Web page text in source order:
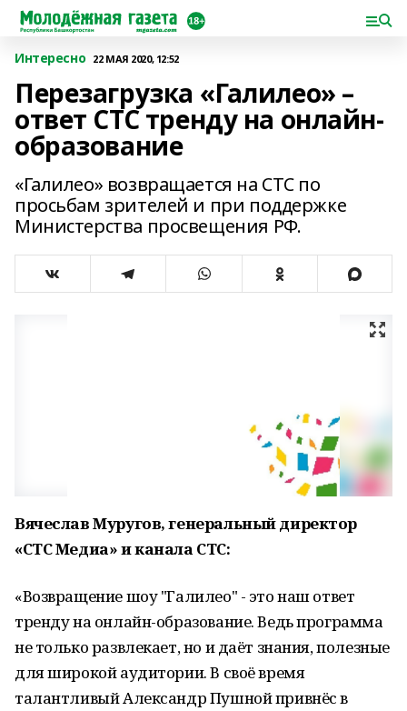
Интересно 22 МАЯ 2020, 12:52
Перезагрузка «Галилео» –
ответ СТС тренду на онлайн-
образование
«Галилео» возвращается на СТС по
просьбам зрителей и при поддержке
Министерства просвещения РФ.
Вячеслав Муругов, генеральный директор
«СТС Медиа» и канала СТС:
«Возвращение шоу "Галилео" - это наш ответ
тренду на онлайн-образование. Ведь программа
не только развлекает, но и даёт знания, полезные
для широкой аудитории. В своё время
талантливый Александр Пушной привнёс в